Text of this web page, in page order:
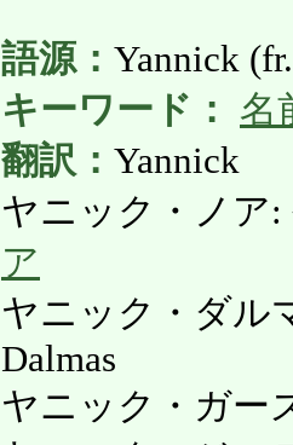
語源： Yannick
キーワード：
名
翻訳： Yannick
ヤニック・ノア:
ア
ヤニック・ダル
Dalmas
ヤニック・ガー